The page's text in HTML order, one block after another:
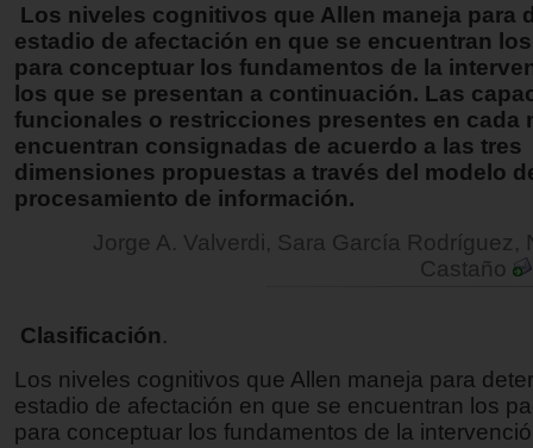
Los niveles cognitivos que Allen maneja para
estadio de afectación en que se encuentran
para conceptuar los fundamentos de la
los que se presentan a continuación. Las
funcionales o restricciones presentes en cada
encuentran consignadas de acuerdo a las tres
dimensiones propuestas a través del modelo
procesamiento de información.
Jorge A. Valverdi, Sara García Rodríguez,
Castaño
Clasificación.
Los niveles cognitivos que Allen maneja para
estadio de afectación en que se encuentran los
para conceptuar los fundamentos de la